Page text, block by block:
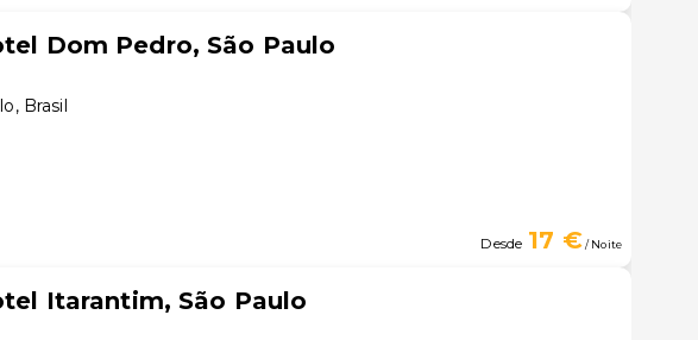
Dom Pedro, São Paulo
, Brasil
Desde 17 €/ Noite
Itarantim, São Paulo